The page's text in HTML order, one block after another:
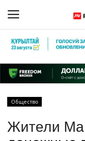
Главная
Общество
Жители